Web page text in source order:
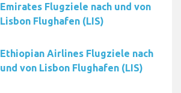
Emirates Flugziele nach und von
Lisbon Flughafen (LIS)
Ethiopian Airlines Flugziele nach
und von Lisbon Flughafen (LIS)